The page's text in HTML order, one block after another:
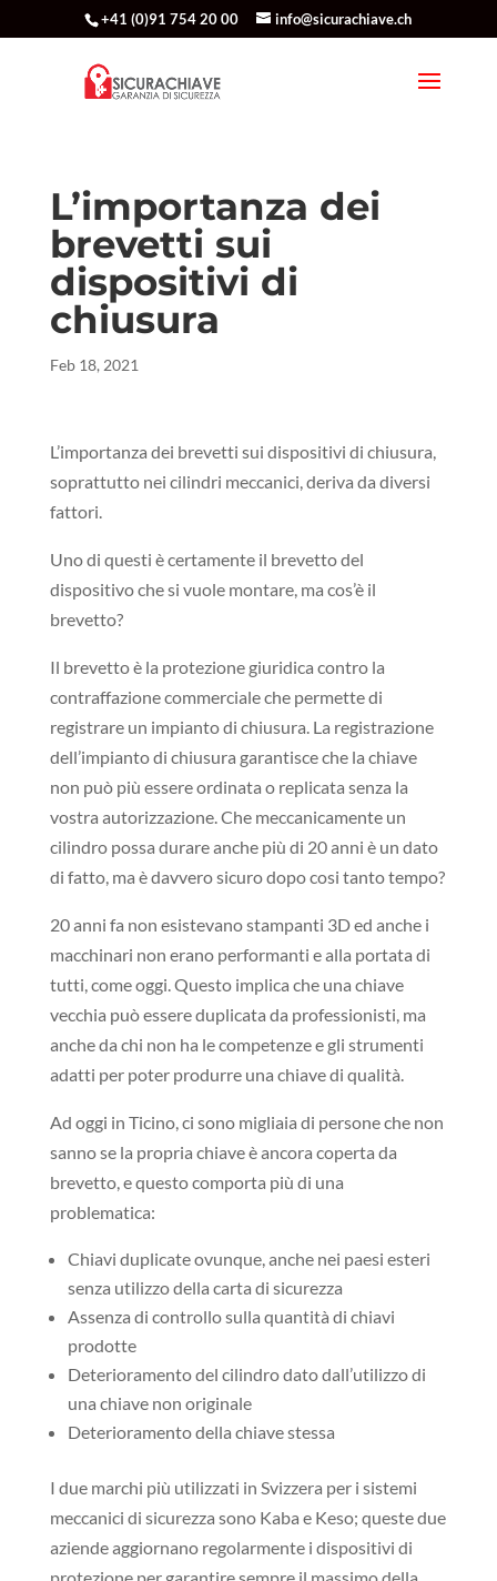
+41 (0)91 754 20 00 info@sicurachiave.ch
L’importanza dei
brevetti sui
dispositivi di
chiusura
Feb 18, 2021
L’importanza dei brevetti sui dispositivi di chiusura,
soprattutto nei cilindri meccanici, deriva da diversi
fattori.
Uno di questi è certamente il brevetto del
dispositivo che si vuole montare, ma cos’è il
brevetto?
Il brevetto è la protezione giuridica contro la
contraffazione commerciale che permette di
registrare un impianto di chiusura. La registrazione
dell’impianto di chiusura garantisce che la chiave
non può più essere ordinata o replicata senza la
vostra autorizzazione. Che meccanicamente un
cilindro possa durare anche più di 20 anni è un dato
di fatto, ma è davvero sicuro dopo cosi tanto tempo?
20 anni fa non esistevano stampanti 3D ed anche i
macchinari non erano performanti e alla portata di
tutti, come oggi. Questo implica che una chiave
vecchia può essere duplicata da professionisti, ma
anche da chi non ha le competenze e gli strumenti
adatti per poter produrre una chiave di qualità.
Ad oggi in Ticino, ci sono migliaia di persone che non
sanno se la propria chiave è ancora coperta da
brevetto, e questo comporta più di una
problematica:
Chiavi duplicate ovunque, anche nei paesi esteri
senza utilizzo della carta di sicurezza
Assenza di controllo sulla quantità di chiavi
prodotte
Deterioramento del cilindro dato dall’utilizzo di
una chiave non originale
Deterioramento della chiave stessa
I due marchi più utilizzati in Svizzera per i sistemi
meccanici di sicurezza sono Kaba e Keso; queste due
aziende aggiornano regolarmente i dispositivi di